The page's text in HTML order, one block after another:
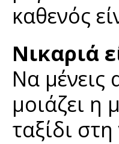
καθενός
Νικαριά
Να μένεις
μοιάζει η
ταξίδι